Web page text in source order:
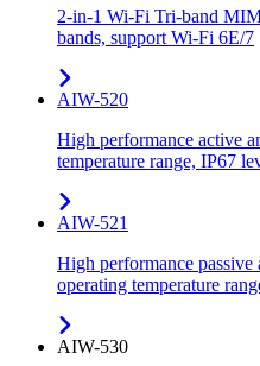
2-in-1 Wi-Fi Tri-band
bands, support Wi-Fi 6E/7
AIW-520
High performance active
temperature range, IP67
AIW-521
High performance
operating temperature
AIW-530